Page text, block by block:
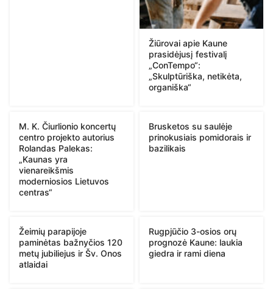
Žiūrovai apie Kaune
prasidėjusį festivalį
„ConTempo“:
„Skulptūriška, netikėta,
organiška“
M. K. Čiurlionio koncertų
centro projekto autorius
Rolandas Palekas:
„Kaunas yra
vienareikšmis
moderniosios Lietuvos
centras“
Brusketos su saulėje
prinokusiais pomidorais ir
bazilikais
Žeimių parapijoje
paminėtas bažnyčios 120
metų jubiliejus ir Šv. Onos
atlaidai
Rugpjūčio 3-osios orų
prognozė Kaune: laukia
giedra ir rami diena